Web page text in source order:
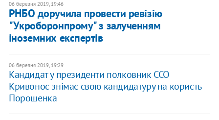
06 березня 2019, 19:46
РНБО доручила провести ревізію
"Укроборонпрому" з залученням
іноземних експертів
06 березня 2019, 19:29
Кандидат у президенти полковник ССО
Кривонос знімає свою кандидатуру на користь
Порошенка